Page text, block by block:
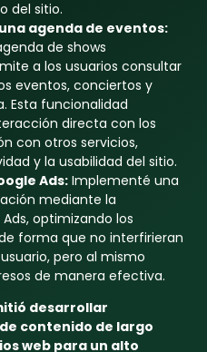
del sitio.
agenda de eventos:
de shows
a los usuarios consultar
eventos, conciertos y
Esta funcionalidad
directa con los
con otros servicios,
y la usabilidad del sitio.
Ads:Implementé una
mediante la
optimizando los
forma que no interfirieran
pero al mismo
de manera efectiva.
desarrollar
contenido de largo
web para un alto